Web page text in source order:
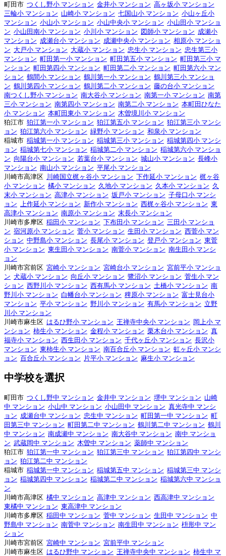
町田市 つくし野小 マンション 金井小 マンション 高ヶ坂小 マンション
三輪小 マンション 山崎小 マンション 七国山小 マンション 小山ヶ丘小
マンション 小山小 マンション 小山中央小 マンション 小山田小 マンショ
ン 小山田南小 マンション 小川小 マンション 図師小 マンション 成瀬小
マンション 成瀬台小 マンション 成瀬中央小 マンション 相原小 マンショ
ン 大戸小 マンション 大蔵小 マンション 忠生小 マンション 忠生第三小
マンション 町田第一小 マンション 町田第五小 マンション 町田第三小 マ
ンション 町田第四小 マンション 町田第二小 マンション 町田第六小 マン
ション 鶴間小 マンション 鶴川第一小 マンション 鶴川第三小 マンショ
ン 鶴川第四小 マンション 鶴川第二小 マンション 藤の台小 マンション
南つくし野小 マンション 南大谷小 マンション 南第一小 マンション 南第
三小 マンション 南第四小 マンション 南第二小 マンション 本町田ひなた
小 マンション 本町田東小 マンション 木曽境川小 マンション
狛江市 狛江第一小 マンション 狛江第五小 マンション 狛江第三小 マンシ
ョン 狛江第六小 マンション 緑野小 マンション 和泉小 マンション
稲城市 稲城第一小 マンション 稲城第三小 マンション 稲城第四小 マンシ
ョン 稲城第七小 マンション 稲城第二小 マンション 稲城第六小 マンショ
ン 向陽台小 マンション 若葉台小 マンション 城山小 マンション 長峰小
マンション 南山小 マンション 平尾小 マンション
川崎市高津区 川崎国立梶ヶ谷小 マンション 下作延小 マンション 梶ヶ谷
小 マンション 橘小 マンション 久地小 マンション 久本小 マンション 久
末小 マンション 高津小 マンション 坂戸小 マンション 子母口小 マンシ
ョン 上作延小 マンション 新作小 マンション 西梶ヶ谷小 マンション 東
高津小 マンション 南原小 マンション 末長小 マンション
川崎市多摩区 稲田小 マンション 下布田小 マンション 三田小 マンショ
ン 宿河原小 マンション 菅小 マンション 生田小 マンション 西菅小 マン
ション 中野島小 マンション 長尾小 マンション 登戸小 マンション 東菅
小 マンション 東生田小 マンション 南菅小 マンション 南生田小 マンシ
ョン
川崎市宮前区 宮崎小 マンション 宮崎台小 マンション 宮前平小 マンショ
ン 犬蔵小 マンション 向丘小 マンション 鷺沼小 マンション 菅生小 マン
ション 西野川小 マンション 西有馬小 マンション 土橋小 マンション 南
野川小 マンション 白幡台小 マンション 稗原小 マンション 富士見台小
マンション 平小 マンション 野川小 マンション 有馬小 マンション 立野
川小 マンション
川崎市麻生区 はるひ野小 マンション 王禅寺中央小 マンション 岡上小 マ
ンション 柿生小 マンション 金程小 マンション 栗木台小 マンション 真
福寺小 マンション 西生田小 マンション 千代ヶ丘小 マンション 長沢小
マンション 東柿生小 マンション 南百合丘小 マンション 虹ヶ丘小 マンシ
ョン 百合丘小 マンション 片平小 マンション 麻生小 マンション
中学校を選択
町田市 つくし野中 マンション 金井中 マンション 堺中 マンション 山崎
中 マンション 小山中 マンション 小山田中 マンション 真光寺中 マンシ
ョン 成瀬台中 マンション 忠生中 マンション 町田第一中 マンション 町
田第三中 マンション 町田第二中 マンション 鶴川第二中 マンション 鶴川
中 マンション 南成瀬中 マンション 南大谷中 マンション 南中 マンショ
ン 武蔵岡中 マンション 木曽中 マンション 薬師中 マンション
狛江市 狛江第一中 マンション 狛江第三中 マンション 狛江第四中 マンシ
ョン 狛江第二中 マンション
稲城市 稲城第一中 マンション 稲城第五中 マンション 稲城第三中 マンシ
ョン 稲城第四中 マンション 稲城第二中 マンション 稲城第六中 マンショ
ン
川崎市高津区 橘中 マンション 高津中 マンション 西高津中 マンション
東橘中 マンション 東高津中 マンション
川崎市多摩区 稲田中 マンション 菅中 マンション 生田中 マンション 中
野島中 マンション 南菅中 マンション 南生田中 マンション 枡形中 マン
ション
川崎市宮前区 宮崎中 マンション 宮前平中 マンション
川崎市麻生区 はるひ野中 マンション 王禅寺中央中 マンション 柿生中 マ